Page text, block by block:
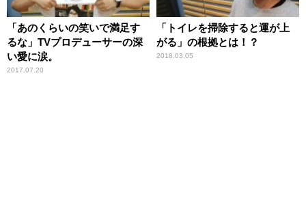
「あのくらいの笑いで満足す
るな」TVプロデューサーの深
い愛に涙。
2017.07.20
「トイレを掃除すると運が上
がる」の根拠とは！？
2018.03.05